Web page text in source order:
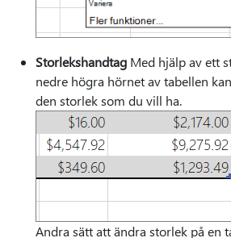
Storlekshandtag Med hjälp av ett
nedre högra hörnet av tabellen
den storlek som du vill ha.
Andra sätt att ändra storlek på en